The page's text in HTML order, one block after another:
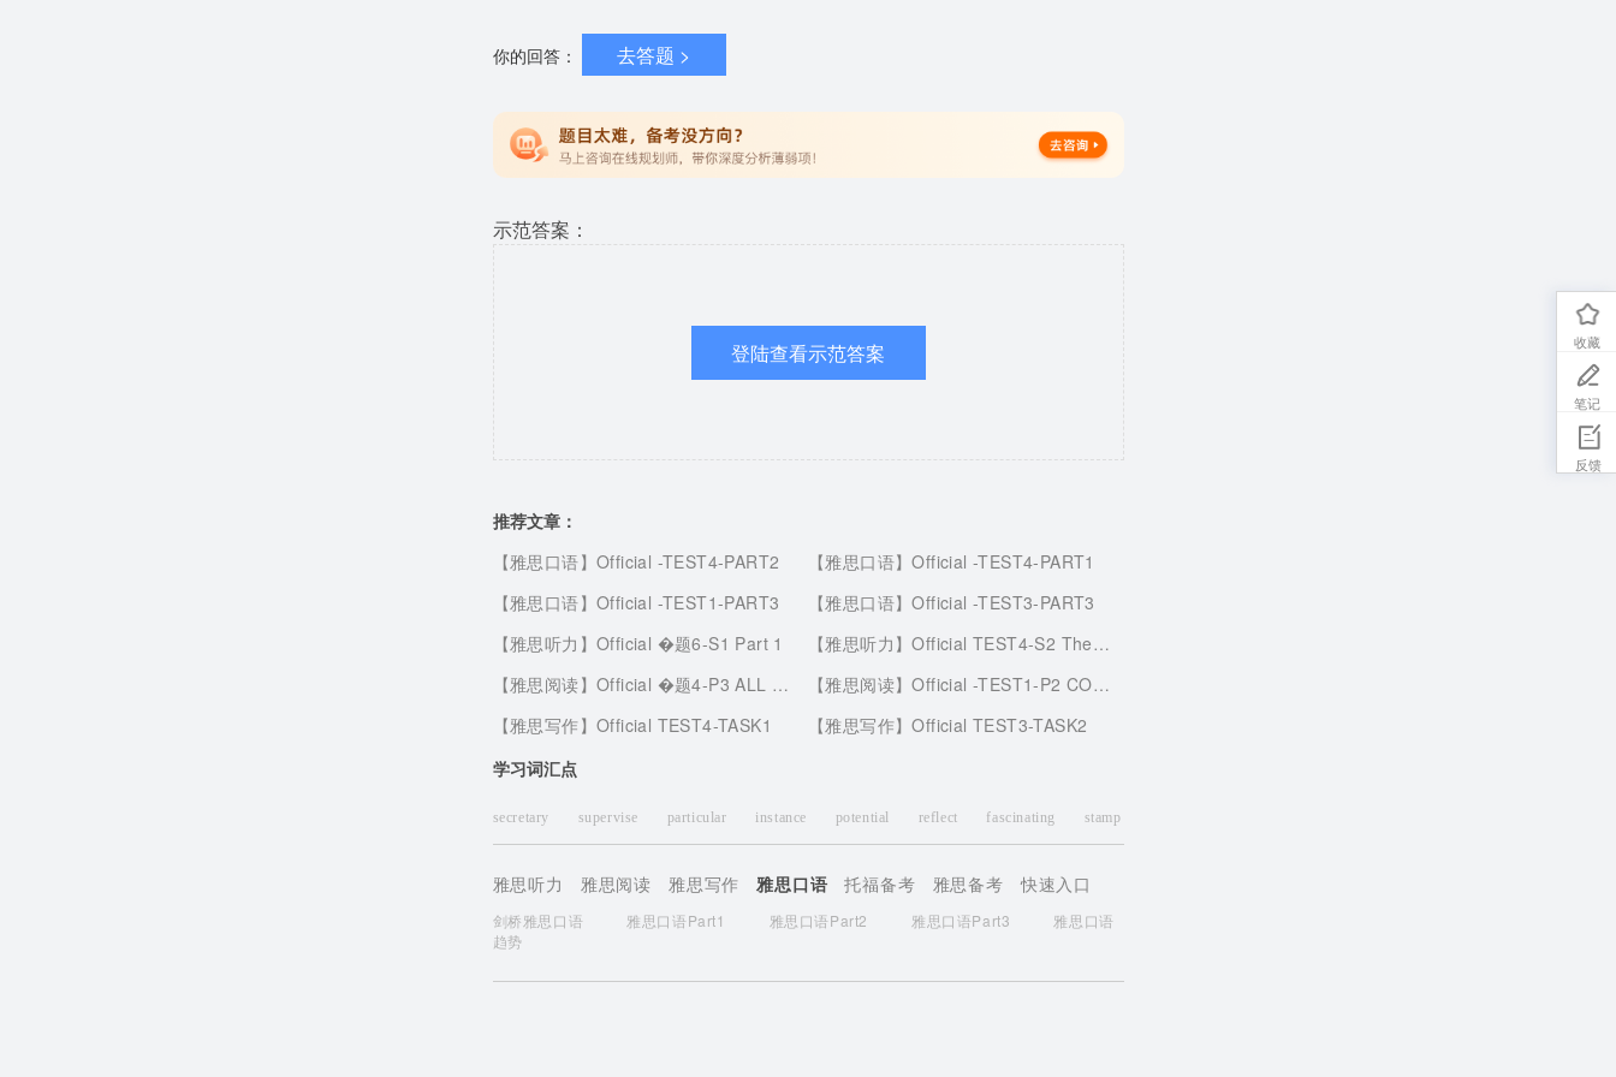
收藏
笔记
反馈
你的回答： 去答题 >
示范答案：
登陆查看示范答案
推荐文章：
【雅思口语】 Official -TEST4-PART2 【雅思口语】Official -TEST4-PART1
【雅思口语】 Official -TEST1-PART3 【雅思口语】Official -TEST3-PART3
【雅思听力】 Official �题6-S1 Part 1 【雅思听力】Official TEST4-S2 The Soccer Club Meeting
【雅思阅读】 Official �题4-P3 ALL YOU NEED TO KNOW ABOUT SNOW 【雅思阅读】Official -TEST1-P2 COLLECTING AS A HOBBY
【雅思写作】 Official TEST4-TASK1 【雅思写作】Official TEST3-TASK2
学习词汇点
secretary supervise particular instance potential reflect fascinating stamp
knowledgeable psychologically individualism inferior alphabetical
雅思听力 雅思阅读 雅思写作 雅思口语 托福备考 雅思备考 快速入口
剑桥雅思口语 雅思口语Part1 雅思口语Part2 雅思口语Part3
雅思口语
趋势